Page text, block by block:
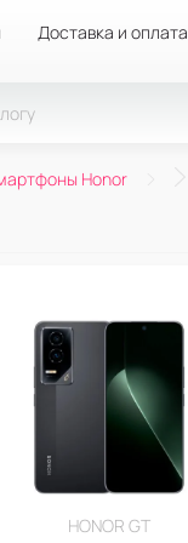
Доставка и оплата
Honor
HONOR GT